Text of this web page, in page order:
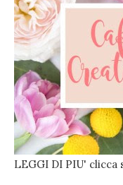
LEGGI DI PIU' clicca